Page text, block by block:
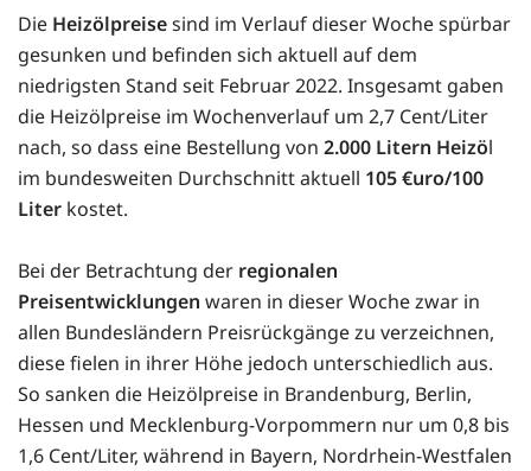
Die Heizölpreisesind im Verlauf dieser Woche spürbar
gesunken und befinden sich aktuell auf dem
niedrigsten Stand seit Februar 2022. Insgesamt gaben
die Heizölpreise im Wochenverlauf um 2,7 Cent/Liter
nach, so dass eine Bestellung von 2.000 Litern Heizöl
im bundesweiten Durchschnitt aktuell 105 €uro/100
Liter kostet.
Bei der Betrachtung der regionalen
Preisentwicklungen waren in dieser Woche zwar in
allen Bundesländern Preisrückgänge zu verzeichnen,
diese fielen in ihrer Höhe jedoch unterschiedlich aus.
So sanken die Heizölpreise in Brandenburg, Berlin,
Hessen und Mecklenburg-Vorpommern nur um 0,8 bis
1,6 Cent/Liter, während in Bayern, Nordrhein-Westfalen